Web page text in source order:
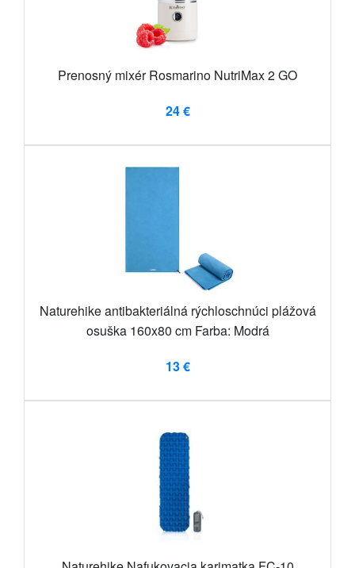
Prenosný mixér Rosmarino NutriMax 2 GO
24 €
Naturehike antibakteriálná rýchloschnúci plážová
osuška 160x80 cm Farba: Modrá
13 €